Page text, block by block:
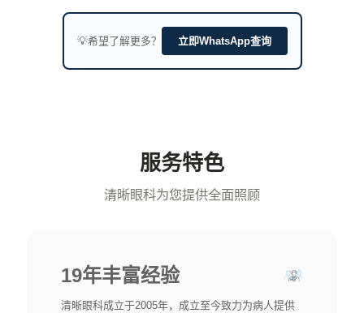
💡希望了解更多？ 立即WhatsApp查询
服务特色
清晰眼科为您提供全面照顾
19年丰富经验
清晰眼科成立于2005年，成立至今致力为病人提供